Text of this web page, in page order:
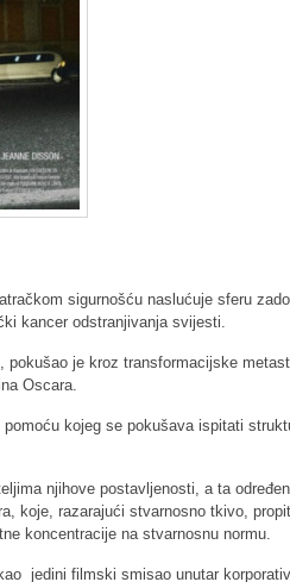
sigurnošću naslućuje sferu
kancer odstranjivanja svijesti.
pokušao je kroz transformacijske
Oscara.
kojeg se pokušava ispitati
njihove postavljenosti, a ta
koje, razarajući stvarnosno tkivo,
koncentracije na stvarnosnu normu.
jedini filmski smisao unutar